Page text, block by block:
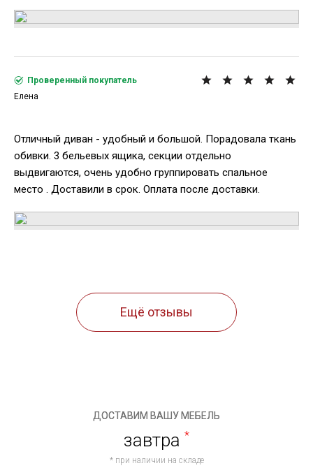
Отличный диван - удобный и большой. Порадовала ткань
обивки. 3 бельевых ящика, секции отдельно
выдвигаются, очень удобно группировать спальное
место . Доставили в срок. Оплата после доставки.
Проверенный покупатель
Елена
Ещё отзывы
ДОСТАВИМ ВАШУ МЕБЕЛЬ
завтра *
* при наличии на складе